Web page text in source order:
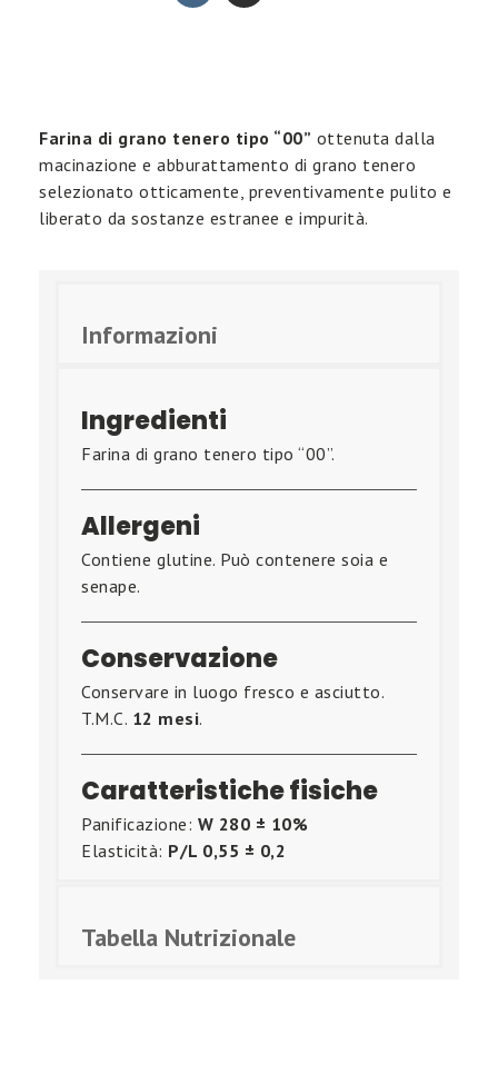
Farina di grano tenero tipo “00” ottenuta dalla
macinazione e abburattamento di grano tenero
selezionato otticamente, preventivamente pulito e
liberato da sostanze estranee e impurità.
Informazioni
Ingredienti
Farina di grano tenero tipo “00”.
Allergeni
Contiene glutine. Può contenere soia e
senape.
Conservazione
Conservare in luogo fresco e asciutto.
T.M.C. 12 mesi.
Caratteristiche fisiche
Panificazione: W 280 ± 10%
Elasticità: P/L 0,55 ± 0,2
Tabella Nutrizionale